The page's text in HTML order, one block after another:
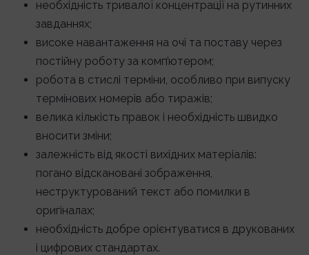
необхідність тривалої концентрації на рутинних
завданнях;
високе навантаження на очі та поставу через
постійну роботу за комп’ютером;
робота в стислі терміни, особливо при випуску
термінових номерів або тиражів;
велика кількість правок і необхідність швидко
вносити зміни;
залежність від якості вихідних матеріалів:
погано відскановані зображення,
неструктурований текст або помилки в
оригіналах;
необхідність добре орієнтуватися в друкованих
і цифрових стандартах.